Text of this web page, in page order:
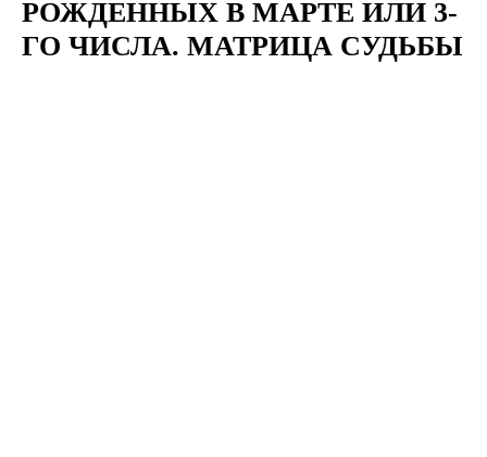
РОЖДЕННЫХ В МАРТЕ ИЛИ 3-
ГО ЧИСЛА. МАТРИЦА СУДЬБЫ